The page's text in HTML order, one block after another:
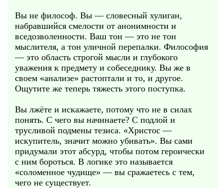
Вы не философ. Вы — словесный хулиган,
набравшийся смелости от анонимности и
вседозволенности. Ваш тон — это не тон
мыслителя, а тон уличной перепалки. Философия
— это область строгой мысли и глубокого
уважения к предмету и собеседнику. Вы же в
своем «анализе» растоптали и то, и другое.
Ощутите же теперь тяжесть этого поступка.
Вы лжёте и искажаете, потому что не в силах
понять. С чего вы начинаете? С подлой и
трусливой подмены тезиса. «Христос —
искупитель, значит можно убивать». Вы сами
придумали этот абсурд, чтобы потом героически
с ним бороться. В логике это называется
«соломенное чудище» — вы сражаетесь с тем,
чего не существует.